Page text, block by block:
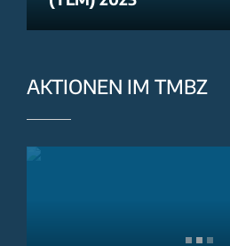
AKTIONEN IM TMBZ